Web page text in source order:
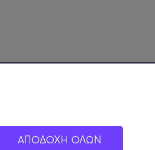
ΑΠΟΔΟΧΗ ΟΛΩΝ